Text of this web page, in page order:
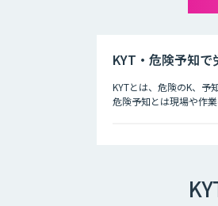
KYT・危険予知で
KYTとは、危険のK、予
危険予知とは現場や作